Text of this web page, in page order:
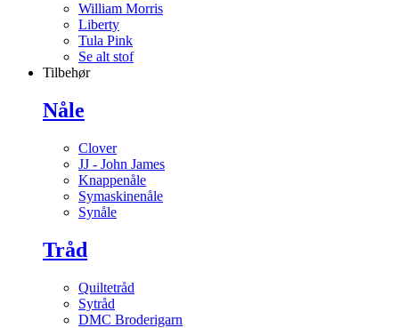
William Morris
Liberty
Tula Pink
Se alt stof
Tilbehør
Nåle
Clover
JJ - John James
Knappenåle
Symaskinenåle
Synåle
Tråd
Quiltetråd
Sytråd
DMC Broderigarn